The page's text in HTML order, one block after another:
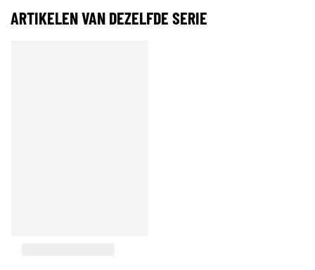
ARTIKELEN VAN DEZELFDE SERIE